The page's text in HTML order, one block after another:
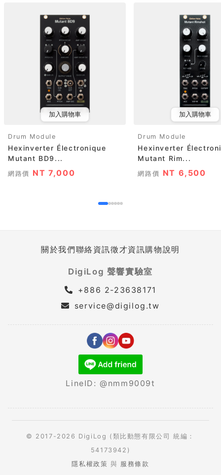
加入購物車
Drum Module
Hexinverter Électronique
Mutant BD9...
網路價 NT 7,000
加入購物車
Drum Module
Hexinverter
Mutant Rim...
網路價 NT 6,500
關於我們聯絡資訊徵才資訊購物說明
DigiLog 聲響實驗室
+886 2-23638171
service@digilog.tw
LineID: @nmm9009t
© 2017-2026 DigiLog (類比動態有限公司 統編：
54173942)
隱私權政策 與 服務條款